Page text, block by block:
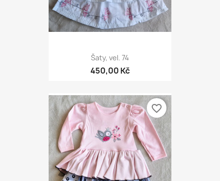
Šaty, vel. 74
450,00 Kč
favorite_border